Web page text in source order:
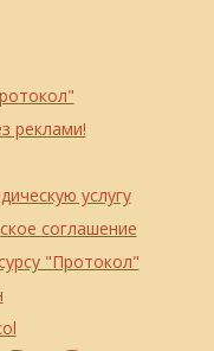
реклами!
услугу
соглашение
"Протокол"